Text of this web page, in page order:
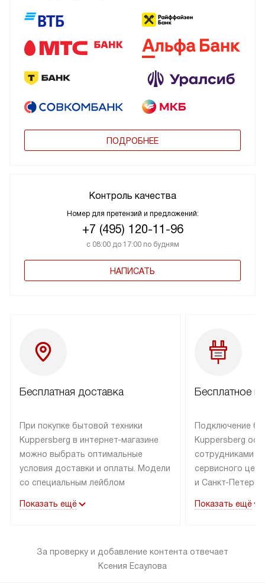
ПОДРОБНЕЕ
Контроль качества
Номер для претензий и предложений:
+7 (495) 120-11-96
с 08:00 до 17:00 по будням
НАПИСАТЬ
Бесплатная доставка
При покупке бытовой техники
Kuppersberg в интернет-магазине
можно выбрать оптимальные
условия доставки и оплаты. Модели
со специальным лейблом
в пределах МКАД до подъезда,
«в наличии» может быть отправлен
покупателю в течение трех дней.
Показать ещё
Бесплатное
Подключение
Kuppersberg
сотрудниками
сервисного
и Санкт-
подключается к
за пределы
Показать ещё
За проверку и добавление контента отвечает
Ксения Есаулова